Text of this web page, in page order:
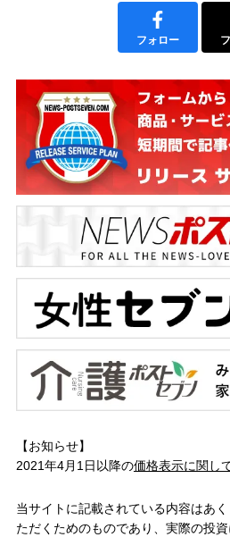
フォロー
【お知らせ】
2021年4月1日以降の価格表示に関し
当サイトに記載されている内容はあ
ただくためのものであり、実際の投